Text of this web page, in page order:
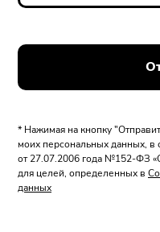
* Нажимая на кнопку
моих персональных данных, в
от 27.07.2006 года №152-ФЗ
для целей, определенных в
данных